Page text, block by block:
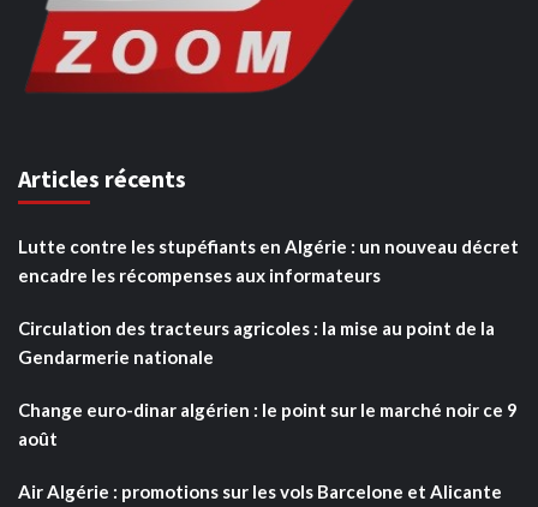
Articles récents
Lutte contre les stupéfiants en Algérie : un nouveau décret
encadre les récompenses aux informateurs
Circulation des tracteurs agricoles : la mise au point de la
Gendarmerie nationale
Change euro-dinar algérien : le point sur le marché noir ce 9
août
Air Algérie : promotions sur les vols Barcelone et Alicante